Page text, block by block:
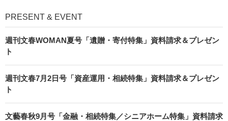
PRESENT & EVENT
週刊文春WOMAN夏号「遺贈・寄付特集」資料請求＆プレゼン
ト
週刊文春7月2日号「資産運用・相続特集」資料請求＆プレゼン
ト
文藝春秋9月号「金融・相続特集／シニアホーム特集」資料請求